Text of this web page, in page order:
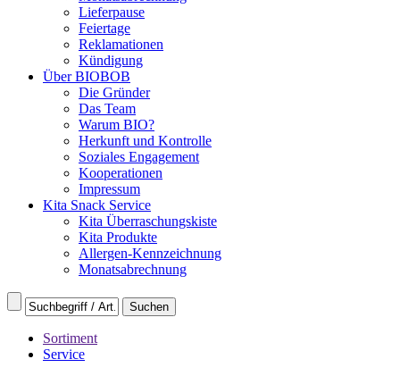
Lieferpause
Feiertage
Reklamationen
Kündigung
Über BIOBOB
Die Gründer
Das Team
Warum BIO?
Herkunft und Kontrolle
Soziales Engagement
Kooperationen
Impressum
Kita Snack Service
Kita Überraschungskiste
Kita Produkte
Allergen-Kennzeichnung
Monatsabrechnung
Sortiment
Service